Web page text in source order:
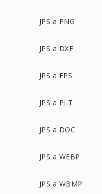
JPS a PNG
JPS a DXF
JPS a EPS
JPS a PLT
JPS a DOC
JPS a WEBP
JPS a WBMP